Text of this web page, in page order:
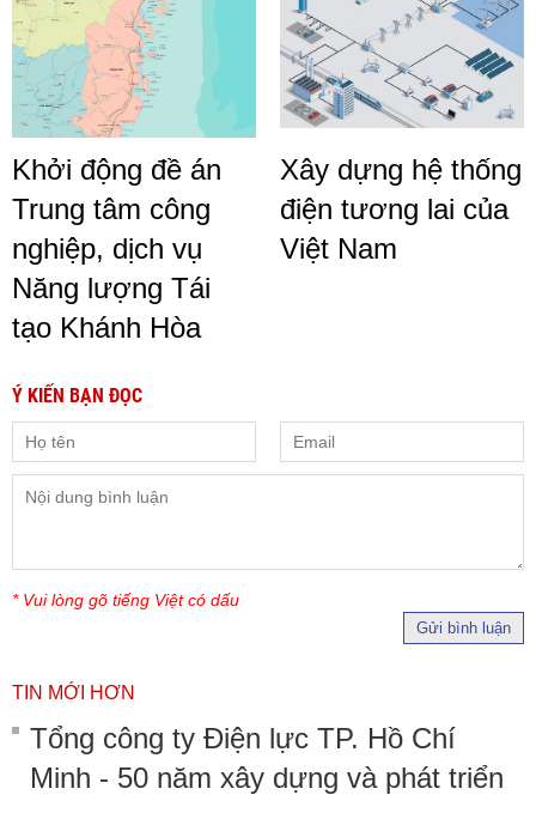
Khởi động đề án
Trung tâm công
nghiệp, dịch vụ
Năng lượng Tái
tạo Khánh Hòa
Xây dựng hệ thống
điện tương lai của
Việt Nam
Ý KIẾN BẠN ĐỌC
* Vui lòng gõ tiếng Việt có dấu
Gửi bình luận
TIN MỚI HƠN
Tổng công ty Điện lực TP. Hồ Chí
Minh - 50 năm xây dựng và phát triển